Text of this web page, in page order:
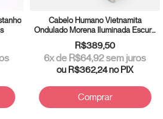
Cabelo Humano Vietnamita
Ondulado Morena Iluminada Escuro
55cm 50 gramas
R$389,50
6x de R$64,92sem juros
ou R$362,24no PIX
Comprar